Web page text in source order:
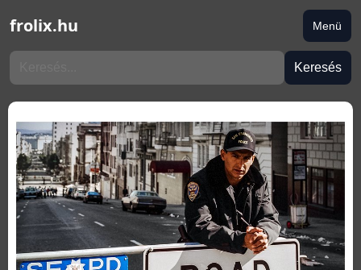
frolix.hu
Keresés
Menü